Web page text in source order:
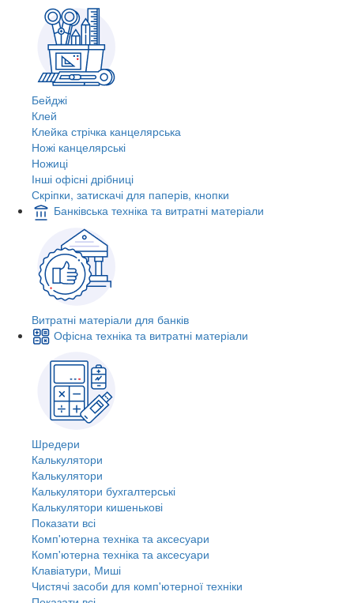
Бейджі
Клей
Клейка стрічка канцелярська
Ножі канцелярські
Ножиці
Інші офісні дрібниці
Скріпки, затискачі для паперів, кнопки
Банківська техніка та витратні матеріали
Витратні матеріали для банків
Офісна техніка та витратні матеріали
Шредери
Калькулятори
Калькулятори
Калькулятори бухгалтерські
Калькулятори кишенькові
Показати всі
Комп'ютерна техніка та аксесуари
Комп'ютерна техніка та аксесуари
Клавіатури, Миші
Чистячі засоби для комп'ютерної техніки